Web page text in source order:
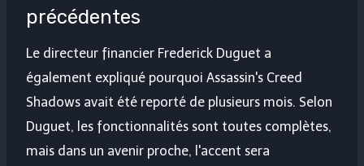
précédentes
Le directeur financier Frederick Duguet a
également expliqué pourquoi Assassin's Creed
Shadows avait été reporté de plusieurs mois. Selon
Duguet, les fonctionnalités sont toutes complètes,
mais dans un avenir proche, l'accent sera